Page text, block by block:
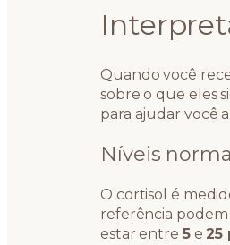
Quando você
sobre o que eles
para ajudar você
Níveis
O cortisol é
referência
estar entre 5e 25